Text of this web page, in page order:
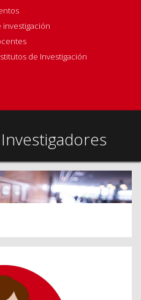
investigación
de Investigación